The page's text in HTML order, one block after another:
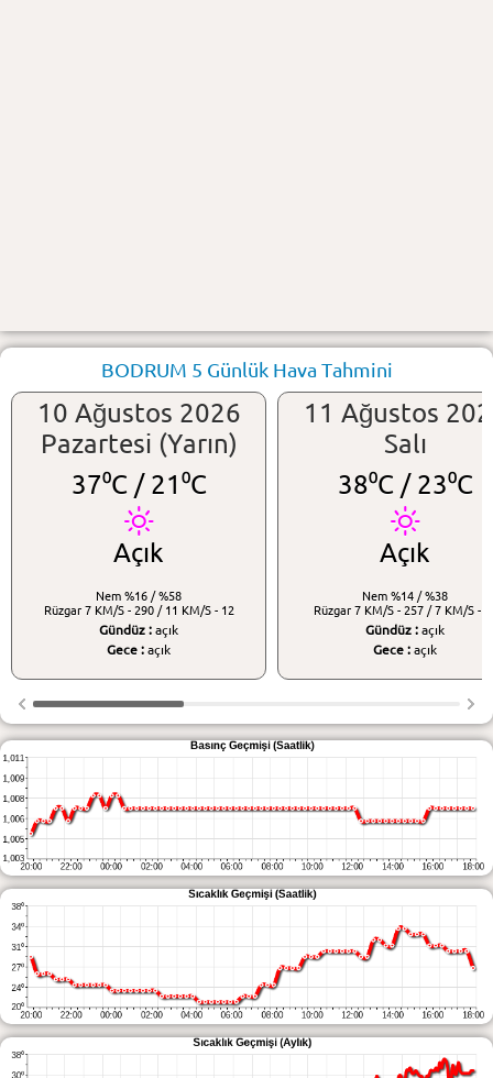
BODRUM 5 Günlük Hava Tahmini
10 Ağustos 2026
Pazartesi (Yarın)
37⁰C /21⁰C
Açık
Nem %16 / %58
Rüzgar 7 KM/S - 290 / 11 KM/S - 12
Gündüz : açık
Gece : açık
11 Ağustos
Salı
38⁰C /23⁰C
Açık
Nem %14 / %38
Rüzgar 7 KM/S - 257 / 7 KM/S -
Gündüz : açık
Gece : açık